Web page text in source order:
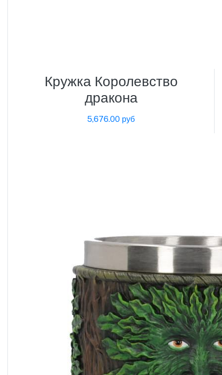
Кружка Королевство
дракона
5,676.00 руб